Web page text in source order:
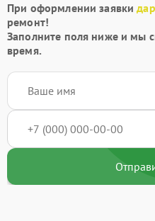
При оформлении заявки
ремонт!
Заполните поля ниже и мы
время.